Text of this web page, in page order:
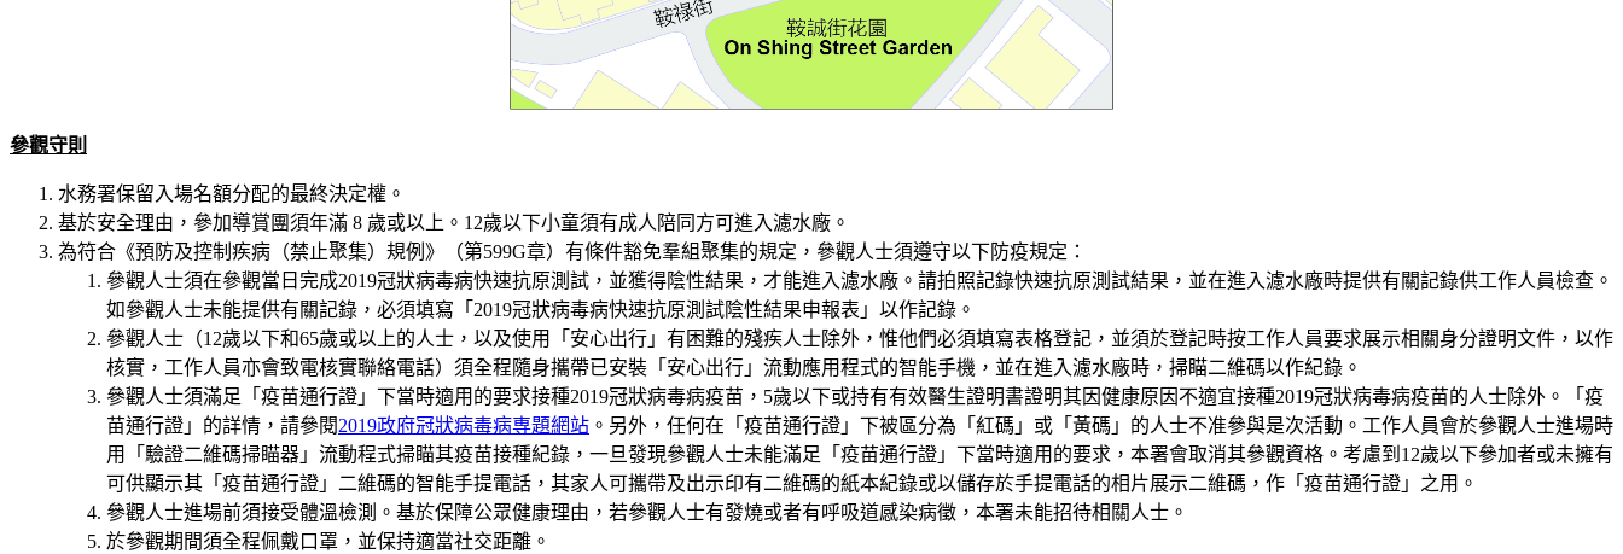
參觀守則
水務署保留入場名額分配的最終決定權。
基於安全理由，參加導賞團須年滿 8 歲或以上。12歲以下小童須有成人陪同方可進入濾水廠。
為符合《預防及控制疾病（禁止聚集）規例》（第599G章）有條件豁免羣組聚集的規定，參觀人士須遵守以下防疫規定：
參觀人士須在參觀當日完成2019冠狀病毒病快速抗原測試，並獲得陰性結果，才能進入濾水廠。請拍照記錄快速抗原測試結果，並在進入濾水廠時提供有關記錄供工作人員檢查。
如參觀人士未能提供有關記錄，必須填寫「2019冠狀病毒病快速抗原測試陰性結果申報表」以作記錄。
參觀人士（12歲以下和65歲或以上的人士，以及使用「安心出行」有困難的殘疾人士除外，惟他們必須填寫表格登記，並須於登記時按工作人員要求展示相關身分證明文件，以作
核實，工作人員亦會致電核實聯絡電話）須全程隨身攜帶已安裝「安心出行」流動應用程式的智能手機，並在進入濾水廠時，掃瞄二維碼以作紀錄。
參觀人士須滿足「疫苗通行證」下當時適用的要求接種2019冠狀病毒病疫苗，5歲以下或持有有效醫生證明書證明其因健康原因不適宜接種2019冠狀病毒病疫苗的人士除外。「疫
苗通行證」的詳情，請參閱2019政府冠狀病毒病専題網站 。另外，任何在「疫苗通行證」下被區分為「紅碼」或「黃碼」的人士不准參與是次活動。工作人員會於參觀人士進場時
用「驗證二維碼掃瞄器」流動程式掃瞄其疫苗接種紀錄，一旦發現參觀人士未能滿足「疫苗通行證」下當時適用的要求，本署會取消其參觀資格。考慮到12歲以下參加者或未擁有
可供顯示其「疫苗通行證」二維碼的智能手提電話，其家人可攜帶及出示印有二維碼的紙本紀錄或以儲存於手提電話的相片展示二維碼，作「疫苗通行證」之用。
參觀人士進場前須接受體溫檢測。基於保障公眾健康理由，若參觀人士有發燒或者有呼吸道感染病徵，本署未能招待相關人士。
於參觀期間須全程佩戴口罩，並保持適當社交距離。